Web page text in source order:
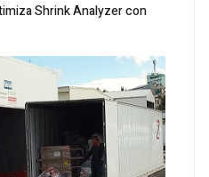
Shrink Analyzer con